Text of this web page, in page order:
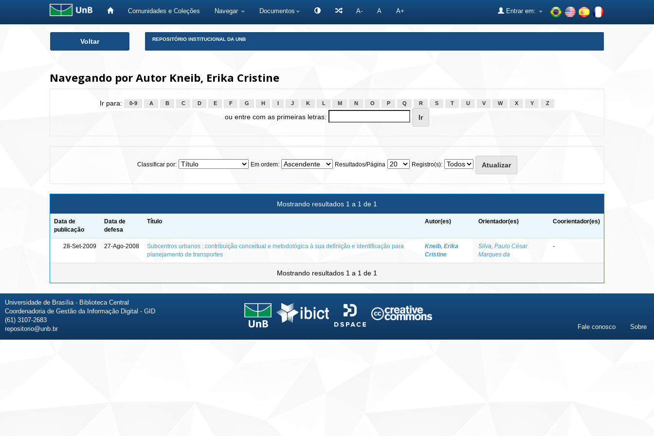
Comunidades e Coleções Navegar Documentos A- A A+ Entrar em:
Voltar REPOSITÓRIO INSTITUCIONAL DA UNB
Navegando por Autor Kneib, Erika Cristine
Ir para: 0-9 A B C D E F G H J K L M N O P Q R S T U V W X Y Z
ou entre com as primeiras letras:
Classificar por: Em ordem: Resultados/Página Registro(s):
Mostrando resultados 1 a 1 de 1
Data de
publicação
Data de
defesa
Título Autor(es) Orientador(es) Coorientador(es)
28-Set-2009 27-Ago-2008
Subcentros urbanos : contribuição conceitual e metodológica à sua definição e identificação para
planejamento de transportes
Kneib, Erika
Cristine
Silva, Paulo César
Marques da
-
Mostrando resultados 1 a 1 de 1
Universidade de Brasília - Biblioteca Central
Coordenadoria de Gestão da Informação Digital - GID
(61) 3107-2683
repositorio@unb.br
Fale conosco Sobre